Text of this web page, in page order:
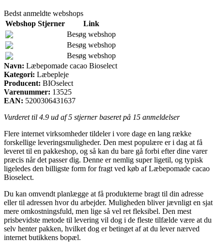
Bedst anmeldte webshops
Webshop Stjerner
Link
Besøg webshop
Besøg webshop
Besøg webshop
Navn: Læbepomade cacao Bioselect
Kategori: Læbepleje
Producent: BIOselect
Varenummer: 13525
EAN: 5200306431637
Vurderet til 4.9 ud af 5 stjerner baseret på 15 anmeldelser
Flere internet virksomheder tildeler i vore dage en lang række
forskellige leveringsmuligheder. Den mest populære er i dag at få
leveret til en pakkeshop, og så kan du bare gå forbi efter dine varer
præcis når det passer dig. Denne er nemlig super ligetil, og typisk
ligeledes den billigste form for fragt ved køb af Læbepomade cacao
Bioselect.
Du kan omvendt planlægge at få produkterne bragt til din adresse
eller til adressen hvor du arbejder. Muligheden bliver jævnligt en sjat
mere omkostningsfuld, men lige så vel ret fleksibel. Den mest
prisbevidste metode til levering vil dog i de fleste tilfælde være at du
selv henter pakken, hvilket dog er betinget af at du lever nærved
internet butikkens bopæl.